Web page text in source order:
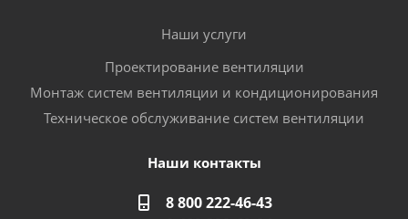
Наши услуги
Проектирование вентиляции
Монтаж систем вентиляции и кондиционирования
Техническое обслуживание систем вентиляции
Наши контакты
8 800 222-46-43